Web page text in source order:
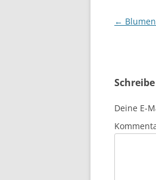
←
Deine E-